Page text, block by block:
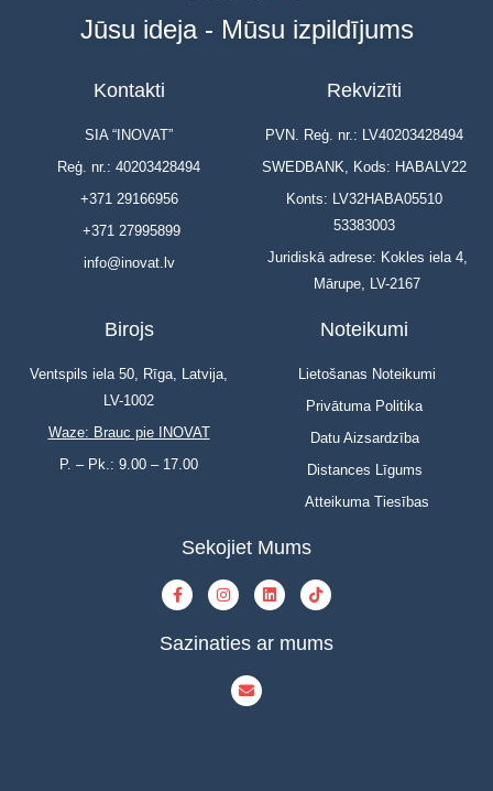
Jūsu ideja - Mūsu izpildījums
Kontakti
SIA “INOVAT”
Reģ. nr.: 40203428494
+371 29166956
+371 27995899
info@inovat.lv
Rekvizīti
PVN. Reģ. nr.: LV40203428494
SWEDBANK, Kods: HABALV22
Konts: LV32HABA05510
53383003
Juridiskā adrese: Kokles iela 4,
Mārupe, LV-2167
Birojs
Ventspils iela 50, Rīga, Latvija,
LV-1002
Waze: Brauc pie INOVAT
P. – Pk.: 9.00 – 17.00
Noteikumi
Lietošanas Noteikumi
Privātuma Politika
Datu Aizsardzība
Distances Līgums
Atteikuma Tiesības
Sekojiet Mums
Sazinaties ar mums